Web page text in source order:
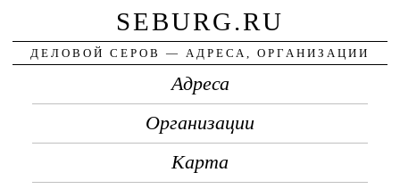
SEBURG.RU
ДЕЛОВОЙ СЕРОВ — АДРЕСА, ОРГАНИЗАЦИИ
Адреса
Организации
Карта